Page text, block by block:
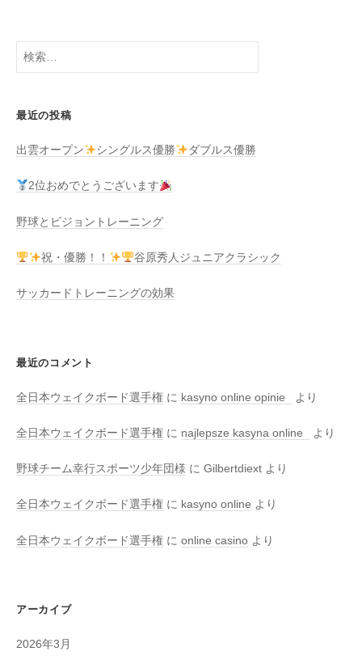
シ
ョ
検
最近の投稿
出雲オープン シングルス優勝 ダブルス優勝
2位おめでとうございます
野球とビジョントレーニング
祝・優勝！！ 谷原秀人ジュニアクラシック
サッカードトレーニングの効果
最近のコメント
全日本ウェイクボード選手権 に kasyno online opinie より
全日本ウェイクボード選手権 に najlepsze kasyna online より
野球チーム幸行スポーツ少年団様 に Gilbertdiext より
全日本ウェイクボード選手権 に kasyno online より
全日本ウェイクボード選手権 に online casino より
アーカイブ
2026年3月